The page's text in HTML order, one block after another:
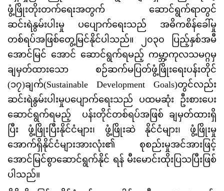
ဖွံ့ဖြိုးတိုးတက်ရေးအတွက် ဆောင်ရွက်ရာတွင်
ဆင်းရဲနွမ်းပါးမှု ပပျောက်ရေးသည် အဓိကစိန်ခေါ်မှု
တစ်ရပ်အဖြစ်တွေ့မြင်နိုင်ပါသည်။ ၂၀၃၀ ပြည့်နှစ်အမီ
အောင်မြင် အောင် ဆောင်ရွက်ရမည့် ကမ္ဘာ့ကုလသမဂ္ဂမှ
ချမှတ်ထားသော စဉ်ဆက်မပြတ်ဖွံ့ဖြိုးရေးပန်းတိုင်
(၁၇)ချက်(Sustainable Development Goals)တွင်လည်း
ဆင်းရဲနွမ်းပါးမှုပပျောက်ရေးသည် ပထမဆုံး ဦးစားပေး
ဆောင်ရွက်ရမည့် ပန်းတိုင်တစ်ရပ်အဖြစ် ချမှတ်ထားရှိ
ပြီး ဖွံ့ဖြိုးပြီးနိုင်ငံများ၊ ဖွံ့ဖြိုးဆဲ နိုင်ငံများ၊ ဖွံ့ဖြိုးမှု
အောက်ရှိနိုင်ငံများအားလုံး၏ စုစည်းမှုအင်အားဖြင့်
အောင်မြင်စွာဆောင်ရွက်နိုင် ရန် မီးမောင်းထိုးပြသပြီးဖြစ်
ပါသည်။